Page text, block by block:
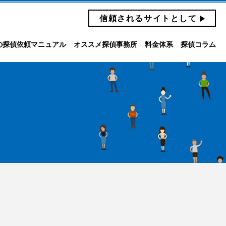
探偵依頼マニュアル オススメ探偵事務所 料金体系 探偵コラム
信頼されるサイトとして